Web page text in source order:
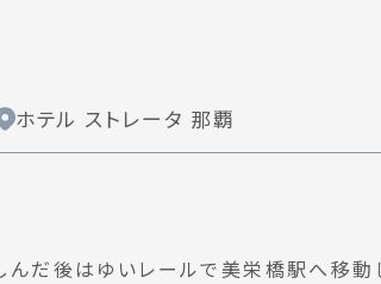
ホテル ストレータ 那覇
んだ後はゆいレールで美栄橋駅へ移動